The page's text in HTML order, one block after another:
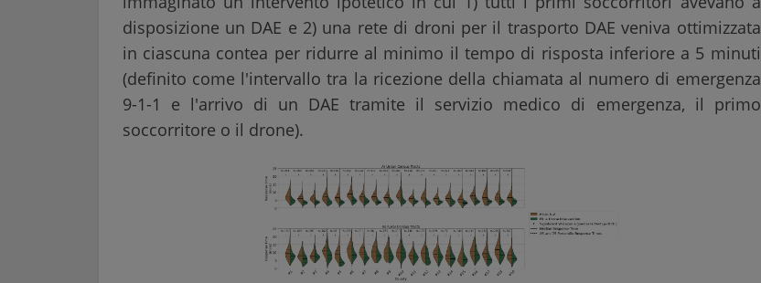
disposizione un DAE e 2) una rete di droni per il trasporto DAE veniva ottimizzata
in ciascuna contea per ridurre al minimo il tempo di risposta inferiore a 5 minuti
(definito come l'intervallo tra la ricezione della chiamata al numero di emergenza
9-1-1 e l'arrivo di un DAE tramite il servizio medico di emergenza, il primo
soccorritore o il drone).